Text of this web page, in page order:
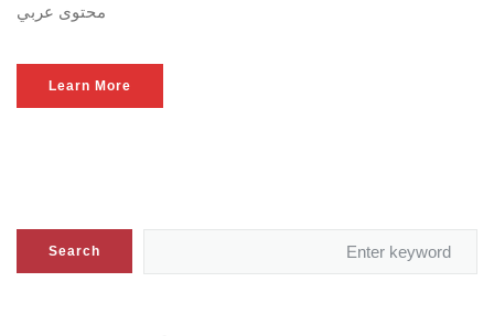
محتوى عربي
Learn More
Search